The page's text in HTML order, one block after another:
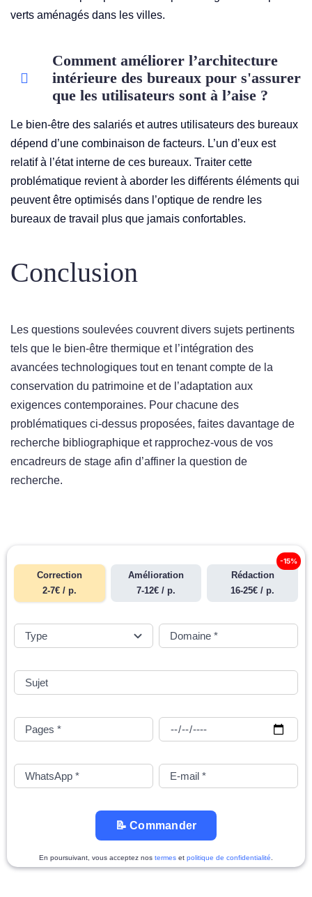
verts aménagés dans les villes.
Comment améliorer l’architecture
intérieure des bureaux pour s'assurer
que les utilisateurs sont à l’aise ?
Le bien-être des salariés et autres utilisateurs des bureaux
dépend d’une combinaison de facteurs. L’un d’eux est
relatif à l’état interne de ces bureaux. Traiter cette
problématique revient à aborder les différents éléments qui
peuvent être optimisés dans l’optique de rendre les
bureaux de travail plus que jamais confortables.
Conclusion
Les questions soulevées couvrent divers sujets pertinents
tels que le bien-être thermique et l’intégration des
avancées technologiques tout en tenant compte de la
conservation du patrimoine et de l’adaptation aux
exigences contemporaines. Pour chacune des
problématiques ci-dessus proposées, faites davantage de
recherche bibliographique et rapprochez-vous de vos
encadreurs de stage afin d’affiner la question de
recherche.
Correction
2-7€ / p.
Amélioration
7-12€ / p.
Rédaction
16-25€ / p.
-15%
📝 Commander
En poursuivant, vous acceptez nos termes et politique de confidentialité